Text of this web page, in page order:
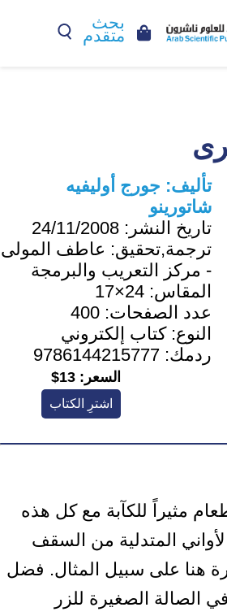
بحث
متقدم
تأليف: جورج أوليفيه
شاتورينو
تاريخ النشر: 24/11/2008
ترجمة,تحقيق: عاطف المولى
- مركز التعريب والبرمجة
المقاس: 24×17
عدد الصفحات: 400
النوع:كتاب إلكتروني
ردمك: 9786144215777
السعر: 13$
اشترِ الكتاب
مثيراً للكآبة مع كل هذه
المتدلية من السقف
هنا على سبيل المثال. فضل
الصالة الصغيرة للزر